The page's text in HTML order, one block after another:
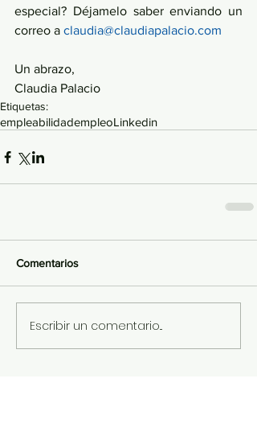
especial? Déjamelo saber enviando un
correo a claudia@claudiapalacio.com
Un abrazo,
Claudia Palacio
Etiquetas:
empleabilidadempleoLinkedin
Comentarios
Escribir un comentario...